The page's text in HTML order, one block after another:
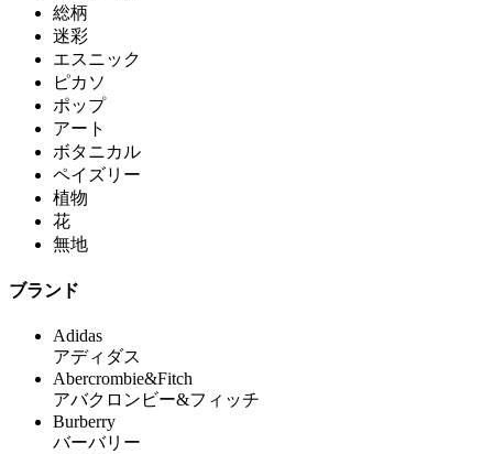
総柄
迷彩
エスニック
ピカソ
ポップ
アート
ボタニカル
ペイズリー
植物
花
無地
ブランド
Adidas
アディダス
Abercrombie&Fitch
アバクロンビー&フィッチ
Burberry
バーバリー